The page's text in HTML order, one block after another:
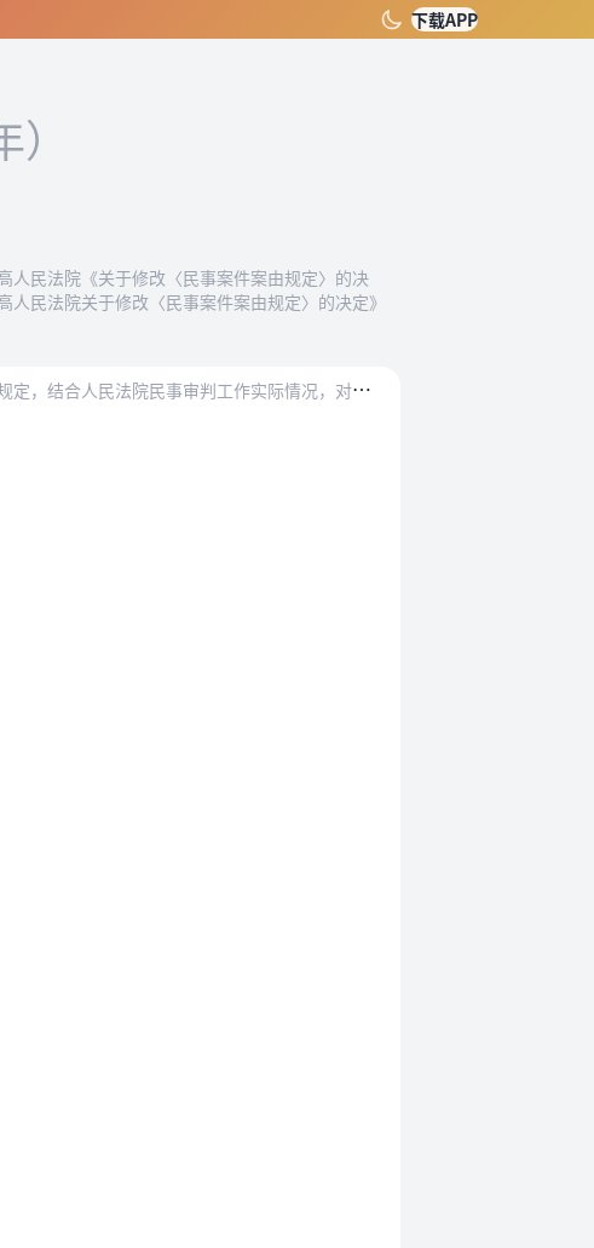
下载APP
民法院《关于修改〈民事案件案由规定〉的决
民法院关于修改〈民事案件案由规定〉的决定》
为
了正确适用法律，统一确定案由，根据《中华人民共和国民法典》《中华人民共和国民事诉讼法》等法律规定，结合人民法院民事审判工作实际情况，对民事案件案由规定如下：